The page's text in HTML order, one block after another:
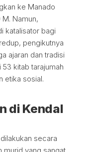
ke Manado
Namun,
katalisator bagi
pengikutnya
ajaran dan tradisi
kitab tarajumah
etika sosial.
di Kendal
secara